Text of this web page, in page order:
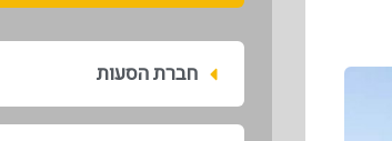
חברת הסעות